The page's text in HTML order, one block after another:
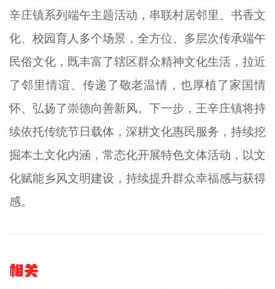
辛庄镇系列端午主题活动，串联村居邻里、书香文
化、校园育人多个场景，全方位、多层次传承端午
民俗文化，既丰富了辖区群众精神文化生活，拉近
了邻里情谊、传递了敬老温情，也厚植了家国情
怀、弘扬了崇德向善新风。下一步，王辛庄镇将持
续依托传统节日载体，深耕文化惠民服务，持续挖
掘本土文化内涵，常态化开展特色文体活动，以文
化赋能乡风文明建设，持续提升群众幸福感与获得
感。
相关